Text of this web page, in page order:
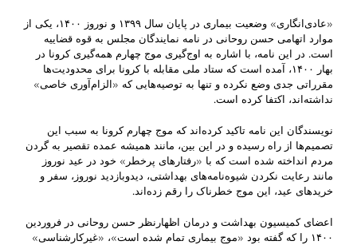
«عادی‌انگاری» وضعیت بیماری در پایان سال ۱۳۹۹ و نوروز ۱۴۰۰، یکی از
موارد اتهامی حسن روحانی در نامه نمایندگان مجلس به قوه قضاییه
است. در این نامه، با اشاره به اوج‌گیری موج چهارم همه‌گیری کرونا در
بهار ۱۴۰۰، آمده است که ستاد ملی مقابله با کرونا برای محدودیت‌ها
مقرراتی جدی وضع نکرده و تنها به توصیه‌هایی که «الزام‌آوری خاصی»
نداشته‌اند، اکتفا کرده است.
نویسندگان این نامه تاکید کرده‌اند که موج چهارم کرونا به‌ سبب این
تصمیم‌ها از راه رسیده و در این بین، مانند همیشه عمده تقصیر به گردن
مردم انداخته شده است که با «رفتارهای پرخطر» خود در عید نوروز
مانند رعایت نکردن شیوه‌نامه‌های بهداشتی، دیدوبازدید نوروز، سفر و
خریدهای عید، این موج خطرناک را رقم زده‌اند.
اعضای کمیسیون بهداشت و درمان اظهارنظر حسن روحانی در فروردین
۱۴۰۰ را که گفته بود «موج بیماری تمام شده است»، «غیرکارشناسی»